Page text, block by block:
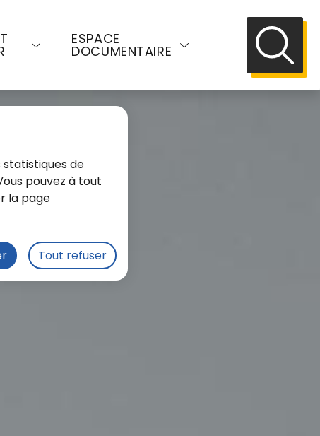
de
pouvez à tout
la page
Tout refuser
ESPACE
DOCUMENTAIRE